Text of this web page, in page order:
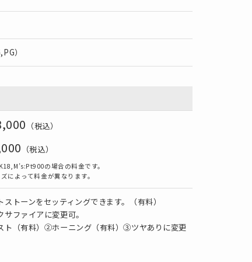
）
（税込）
（税込）
の場合の料金です。
によって料金が異なります。
トーンをセッティングできます。（有料）
ファイアに変更可。
ト（有料）②ホーニング（有料）③ツヤありに変更